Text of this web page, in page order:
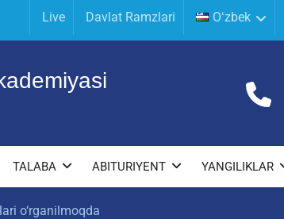
Live Davlat Ramzlari Oʻzbek
TALABA ABITURIYENT YANGILIKLAR
o‘rganilmoqda